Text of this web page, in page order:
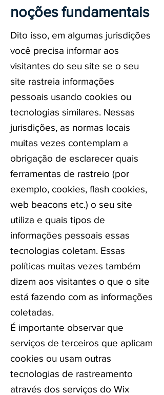
noções fundamentais
Dito isso, em algumas jurisdições
você precisa informar aos
visitantes do seu site se o seu
site rastreia informações
pessoais usando cookies ou
tecnologias similares. Nessas
jurisdições, as normas locais
muitas vezes contemplam a
obrigação de esclarecer quais
ferramentas de rastreio (por
exemplo, cookies, flash cookies,
web beacons etc.) o seu site
utiliza e quais tipos de
informações pessoais essas
tecnologias coletam. Essas
políticas muitas vezes também
dizem aos visitantes o que o site
está fazendo com as informações
coletadas.
É importante observar que
serviços de terceiros que aplicam
cookies ou usam outras
tecnologias de rastreamento
através dos serviços do Wix